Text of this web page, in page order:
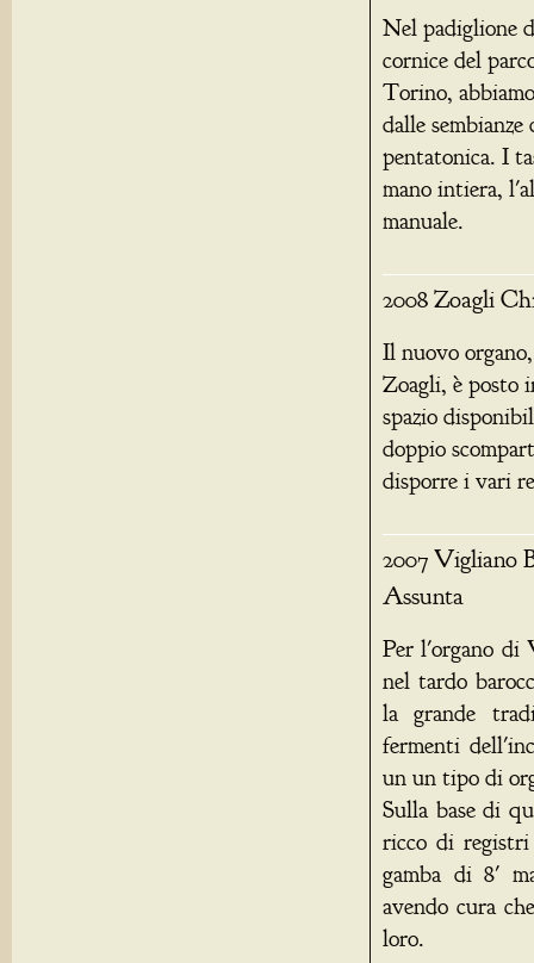
Nel padiglione
cornice del
Torino,
dalle
pentatonica. I
mano intiera,
manuale.
2008 Zoagli
Il nuovo
Zoagli, è posto
spazio
doppio
disporre i vari
2007 Vigliano
Assunta
Per l'organo di
nel tardo
la grande
fermenti
un un tipo di
Sulla base di
ricco di
gamba di 8'
avendo cura
loro.